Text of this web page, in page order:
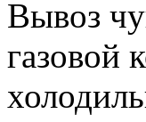
Вывоз
газовой